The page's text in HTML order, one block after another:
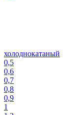
холоднокатаный
0,5
0,6
0,7
0,8
0,9
1